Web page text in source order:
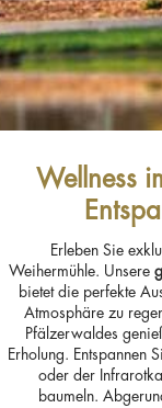
Wellness
Erleben Sie
Weihermühle. Unsere
bietet die perfekte
Atmosphäre zu
Pfälzerwaldes
Erholung. Entspannen
oder der
baumeln.